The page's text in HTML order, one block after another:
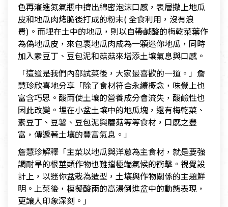
色再灌進氮氣瓶中擠出綿密泡沫口感，表層撒上地瓜
皮和地瓜肉烤脆後打成的粉末( 全食利用，沒有浪
費)。而埋在土中的地瓜，則以自帶鹹酸的梅乾菜葉作
為偽地瓜皮，來包裹地瓜肉成為一顆迷你地瓜，同時
加入素豆丁、豆包泥和菇菇來增添土壤氣息與口感。
「這道是我們內部試菜後，大家最喜歡的一道。」詹
慧珍欣喜地分享「除了食材符合永續概念，味覺上也
富含巧思。酸雨使土壤的營養成分會流失，酸鹼性也
因此改變。埋在小盆土壤中的地瓜塊，還有梅乾菜、
素豆丁、豆薯、豆包泥與蘑菇等等食材，口感之豐
富，傳遞著土壤的豐富氣息。」
詹慧珍解釋「主菜以地瓜與洋蔥為主食材，就是要強
調耐旱的根莖類作物也難擋極端氣候的衝擊。視覺設
計上，以迷你盆栽為造型，土壤與作物關係的主題鮮
明。上菜後，模擬酸雨的高湯倒進盆中的動態表現，
更讓人印象深刻。」